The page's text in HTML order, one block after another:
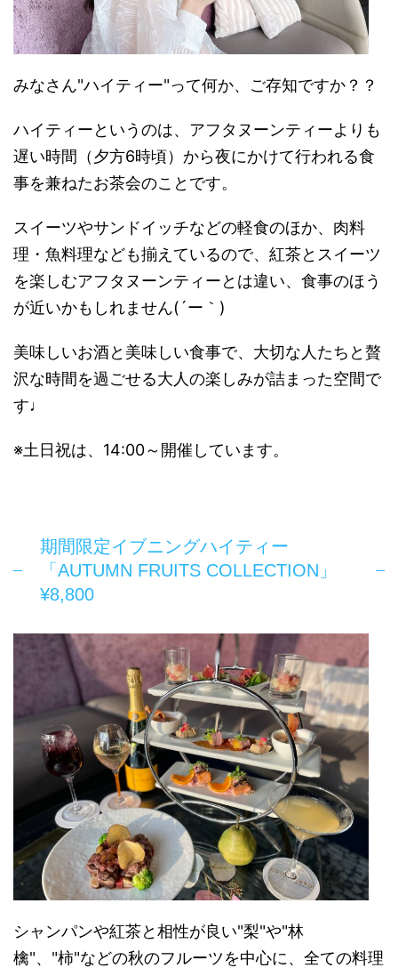
みなさん"ハイティー"って何か、ご存知ですか？？
ハイティーというのは、アフタヌーンティーよりも
遅い時間（夕方6時頃）から夜にかけて行われる食
事を兼ねたお茶会のことです。
スイーツやサンドイッチなどの軽食のほか、肉料
理・魚料理なども揃えているので、紅茶とスイーツ
を楽しむアフタヌーンティーとは違い、食事のほう
が近いかもしれません(´ー｀)
美味しいお酒と美味しい食事で、大切な人たちと贅
沢な時間を過ごせる大人の楽しみが詰まった空間で
す♩
※土日祝は、14:00～開催しています。
期間限定イブニングハイティー
「AUTUMN FRUITS COLLECTION」
¥8,800
シャンパンや紅茶と相性が良い"梨"や"林
檎"、"柿"などの秋のフルーツを中心に、全ての料理